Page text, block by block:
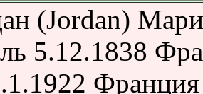
(Jordan)
5.12.1838